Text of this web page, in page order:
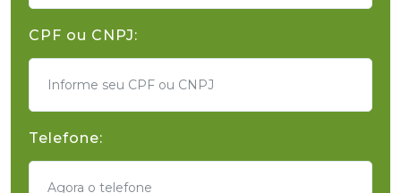
CPF ou CNPJ:
Telefone: